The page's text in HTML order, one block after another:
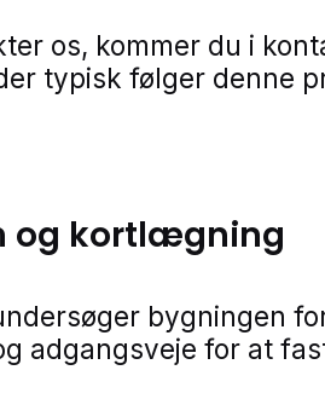
os, kommer du i
typisk følger denne
og kortlægning
bygningen
adgangsveje for at